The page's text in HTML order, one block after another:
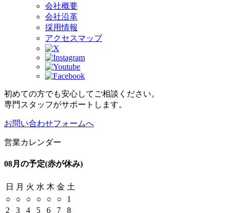
会社概要
会社沿革
採用情報
アクセスマップ
初めての方でも安心してご相談ください。
専門スタッフがサポートします。
お問い合わせフォームへ
営業カレンダー
08月の予定(赤が休み)
日 月 火 水 木 金 土
○
○ ○ ○ ○ ○
1
2
3 4 5 6 7
8